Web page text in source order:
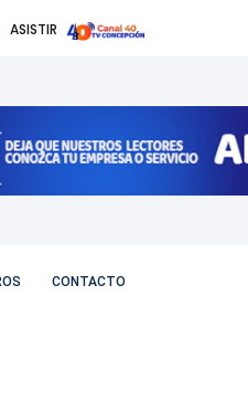
ASISTIR
CONTACTO